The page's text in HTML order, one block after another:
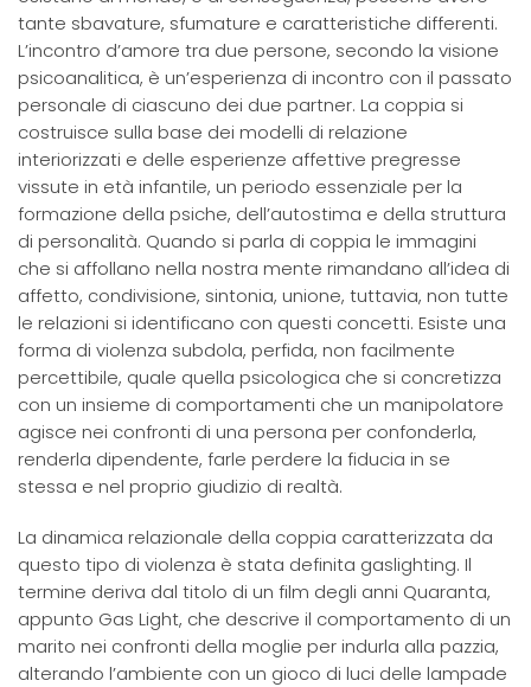
tante sbavature, sfumature e caratteristiche differenti.
L’incontro d’amore tra due persone, secondo la visione
psicoanalitica, è un’esperienza di incontro con il passato
personale di ciascuno dei due partner. La coppia si
costruisce sulla base dei modelli di relazione
interiorizzati e delle esperienze affettive pregresse
vissute in età infantile, un periodo essenziale per la
formazione della psiche, dell’autostima e della struttura
di personalità. Quando si parla di coppia le immagini
che si affollano nella nostra mente rimandano all’idea di
affetto, condivisione, sintonia, unione, tuttavia, non tutte
le relazioni si identificano con questi concetti. Esiste una
forma di violenza subdola, perfida, non facilmente
percettibile, quale quella psicologica che si concretizza
con un insieme di comportamenti che un manipolatore
agisce nei confronti di una persona per confonderla,
renderla dipendente, farle perdere la fiducia in se
stessa e nel proprio giudizio di realtà.
La dinamica relazionale della coppia caratterizzata da
questo tipo di violenza è stata definita gaslighting. Il
termine deriva dal titolo di un film degli anni Quaranta,
appunto Gas Light, che descrive il comportamento di un
marito nei confronti della moglie per indurla alla pazzia,
alterando l’ambiente con un gioco di luci delle lampade